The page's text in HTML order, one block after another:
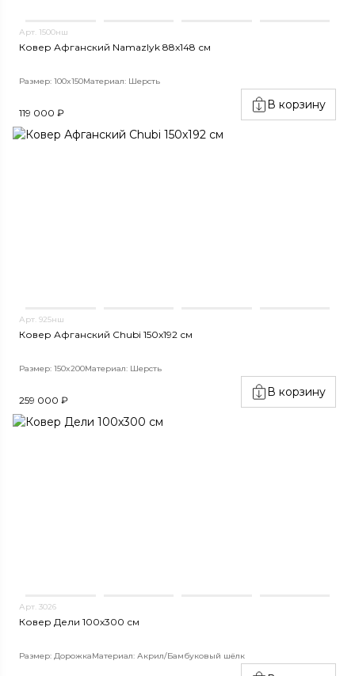
Арт. 1500нш
Ковер Афганский Namazlyk 88x148 см
Размер: 100x150Материал: Шерсть
119 000 ₽
В корзину
Арт. 925нш
Ковер Афганский Chubi 150x192 см
Размер: 150x200Материал: Шерсть
259 000 ₽
В корзину
Арт. 3026
Ковер Дели 100х300 см
Размер: ДорожкаМатериал: Акрил/Бамбуковый шёлк